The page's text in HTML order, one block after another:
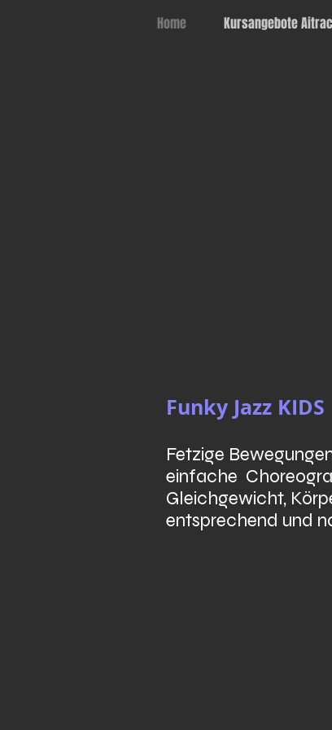
Home Kursangebote
Funky Jazz KIDS
Fetzige
einfache
Gleichgewicht,
entsprechend und